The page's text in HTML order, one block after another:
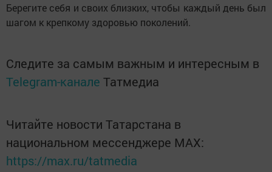
Берегите себя и своих близких, чтобы каждый день был
шагом к крепкому здоровью поколений.
Следите за самым важным и интересным в
Telegram-канале Татмедиа
Читайте новости Татарстана в
национальном мессенджере MАХ:
https://max.ru/tatmedia